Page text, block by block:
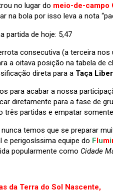
no lugar do meio-de-campo
na bola por isso leva a nota
partida de hoje: 5,47
consecutiva (a terceira
a oitava posição na tabela de
direta para a Taça
para acabar a nossa
diretamente para a fase de
três partidas e empatar
temos que se preparar
e perigosíssima equipe do Flumi
popularmente como Cidade
da Terra do Sol Nascente,